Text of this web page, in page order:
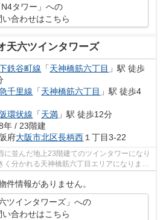
N4タワー」への
い合わせはこちら
天六ツインタワーズ
鉄谷町線 「天神橋筋六丁目 」駅 徒歩
千里線 「天神橋筋六丁目 」駅 徒歩4
環状線 「天満 」駅 徒歩12分
年 / 23階建
府大阪市北区長柄西 １丁目3-22
に並んだ地上23階建てのツインタワーになり
く分かれる天神橋筋六丁目エリアになりま
力がある...
件情報がありません。
ツインタワーズ」への
い合わせはこちら